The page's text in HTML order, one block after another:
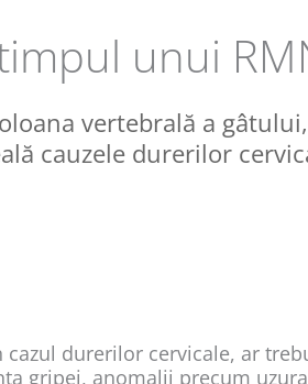
unui
vertebrală a
cauzele durerilor
durerilor cervicale, ar
gripei, anomalii precum